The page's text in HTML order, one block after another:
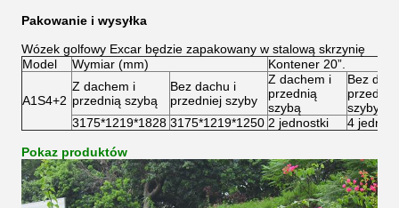
Pakowanie i wysyłka
Wózek golfowy Excar będzie zapakowany w stalową skrzynię
Model
Wymiar (mm) Kontener 20”.
A1S4+2
Z dachem i
przednią szybą
Bez dachu i
przedniej szyby
Z dachem i
przednią
szybą
Bez
przedniej
szyby
3175*1219*1828 3175*1219*1250 2 jednostki 4
Pokaz produktów